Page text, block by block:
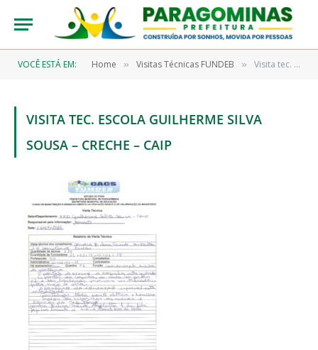
VOCÊ ESTÁ EM: Home » Visitas Técnicas FUNDEB » Visita tec. Escola Guilherme Silva Sousa – creche – Caip
VISITA TEC. ESCOLA GUILHERME SILVA
SOUSA – CRECHE – CAIP